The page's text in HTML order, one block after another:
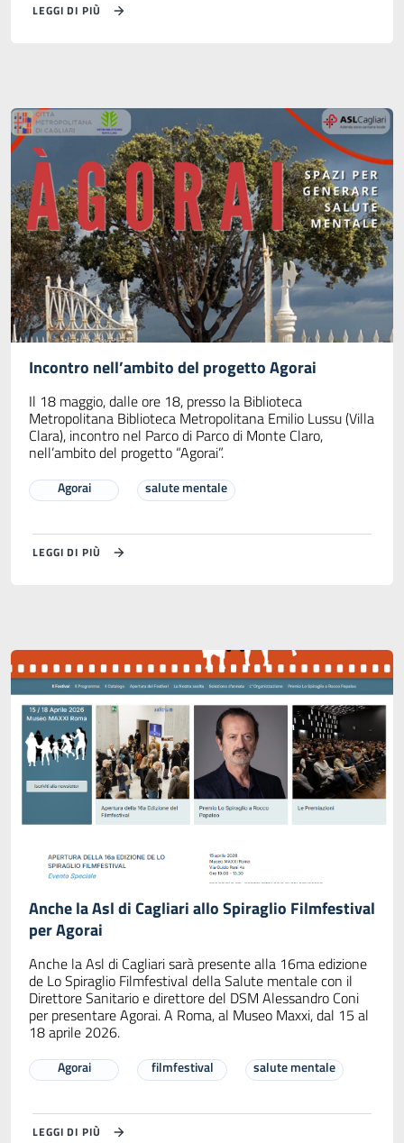
LEGGI DI PIÙ
Incontro nell’ambito del progetto Agorai
Il 18 maggio, dalle ore 18, presso la Biblioteca
Metropolitana Biblioteca Metropolitana Emilio Lussu (Villa
Clara), incontro nel Parco di Parco di Monte Claro,
nell’ambito del progetto “Agorai”.
Agorai salute mentale
LEGGI DI PIÙ
Anche la Asl di Cagliari allo Spiraglio Filmfestival
per Agorai
Anche la Asl di Cagliari sarà presente alla 16ma edizione
de Lo Spiraglio Filmfestival della Salute mentale con il
Direttore Sanitario e direttore del DSM Alessandro Coni
per presentare Agorai. A Roma, al Museo Maxxi, dal 15 al
18 aprile 2026.
Agorai filmfestival salute mentale
LEGGI DI PIÙ